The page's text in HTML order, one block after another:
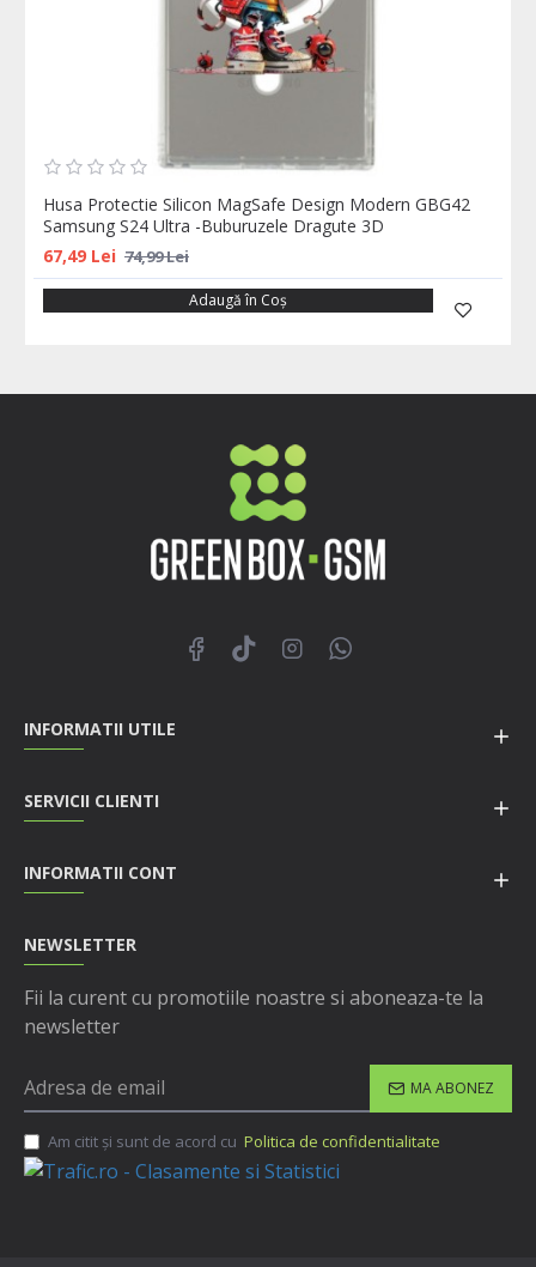
Husa Protectie Silicon MagSafe Design Modern GBG42
Samsung S24 Ultra -Buburuzele Dragute 3D
67,49 Lei 74,99 Lei
Adaugă în Coş
INFORMATII UTILE
SERVICII CLIENTI
INFORMATII CONT
NEWSLETTER
Fii la curent cu promotiile noastre si aboneaza-te la
newsletter
MA ABONEZ
Am citit şi sunt de acord cu Politica de confidentialitate